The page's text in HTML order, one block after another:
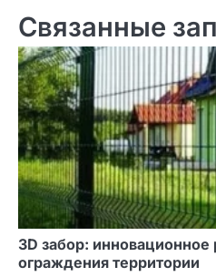
записям
Связанные
3D забор:
ограждения территории